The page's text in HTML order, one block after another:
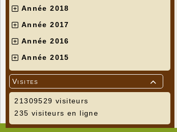
Année 2018
Année 2017
Année 2016
Année 2015

Visites
21309529 visiteurs
235 visiteurs en ligne